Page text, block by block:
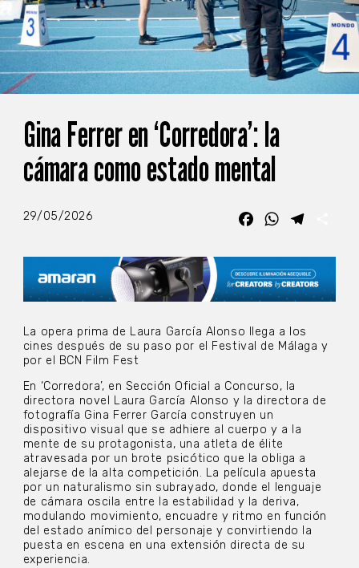
Gina Ferrer en ‘Corredora’: la
cámara como estado mental
29/05/2026 FacebookWhatsApp
La opera prima de Laura García Alonso llega a los
cines después de su paso por el Festival de Málaga y
por el BCN Film Fest
En ‘Corredora’, en Sección Oficial a Concurso, la
directora novel Laura García Alonso y la directora de
fotografía Gina Ferrer García construyen un
dispositivo visual que se adhiere al cuerpo y a la
mente de su protagonista, una atleta de élite
atravesada por un brote psicótico que la obliga a
alejarse de la alta competición. La película apuesta
por un naturalismo sin subrayado, donde el lenguaje
de cámara oscila entre la estabilidad y la deriva,
modulando movimiento, encuadre y ritmo en función
del estado anímico del personaje y convirtiendo la
puesta en escena en una extensión directa de su
experiencia.